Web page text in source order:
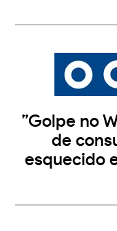
”Golpe no
de
esquecido